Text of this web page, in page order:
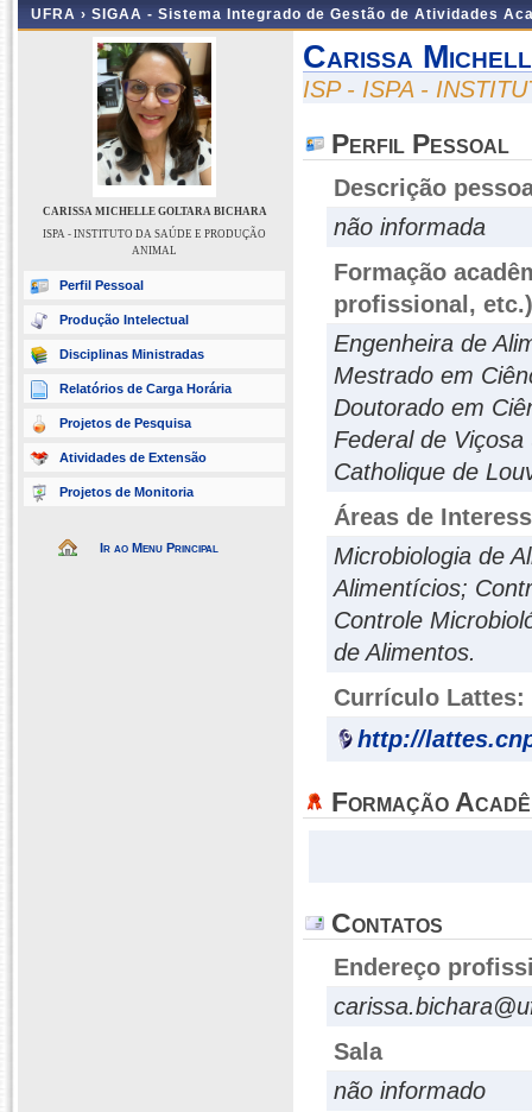
UFRA › SIGAA - Sistema Integrado de Gestão de Atividades
CARISSA MICHELLE GOLTARA BICHARA
ISPA - INSTITUTO DA SAÚDE E PRODUÇÃO
ANIMAL
Perfil Pessoal
Produção Intelectual
Disciplinas Ministradas
Relatórios de Carga Horária
Projetos de Pesquisa
Atividades de Extensão
Projetos de Monitoria
Ir ao Menu Principal
Carissa
ISP - ISPA -
Perfil Pessoal
Descrição
não informada
Formação
profissional, etc.)
Engenheira de
Mestrado em
Doutorado em
Federal de
Catholique de
Áreas de
Microbiologia de
Alimentícios;
Controle
de Alimentos.
Currículo Lattes:
http://
Formação
Contatos
Endereço
Sala
não informado